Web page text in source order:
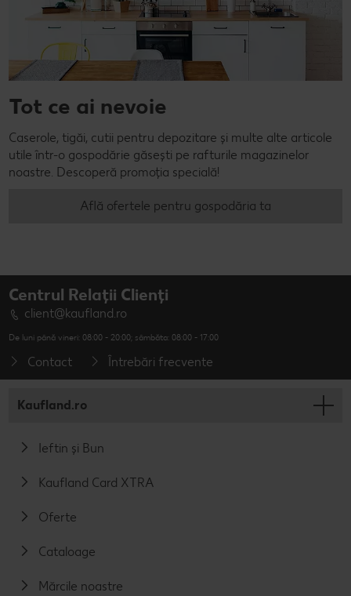
Tot ce ai nevoie
Caserole, tigăi, cutii pentru depozitare și multe alte articole
utile într-o gospodărie găsești pe rafturile magazinelor
noastre. Descoperă promoția specială!
Află ofertele pentru gospodăria ta
Centrul Relații Clienți
client@kaufland.ro
De luni până vineri: 08:00 - 20:00; sâmbăta: 08:00 - 17:00
Contact Întrebări frecvente
Kaufland.ro
Ieftin și Bun
Kaufland Card XTRA
Oferte
Cataloage
Mărcile noastre